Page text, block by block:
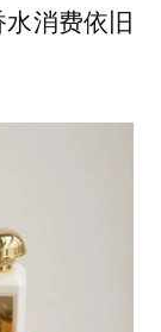
消费依旧